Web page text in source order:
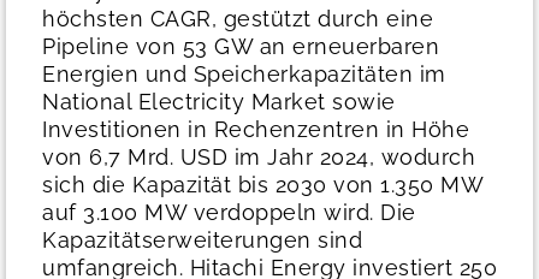
höchsten CAGR, gestützt durch eine
Pipeline von 53 GW an erneuerbaren
Energien und Speicherkapazitäten im
National Electricity Market sowie
Investitionen in Rechenzentren in Höhe
von 6,7 Mrd. USD im Jahr 2024, wodurch
sich die Kapazität bis 2030 von 1.350 MW
auf 3.100 MW verdoppeln wird. Die
Kapazitätserweiterungen sind
umfangreich. Hitachi Energy investiert 250